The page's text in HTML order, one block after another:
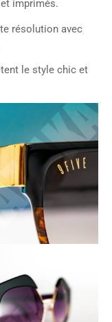
imprimés.
résolution avec
le style chic et